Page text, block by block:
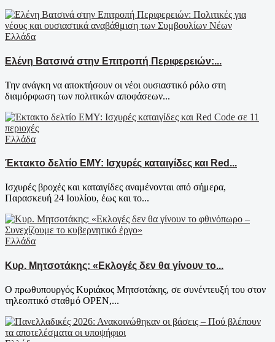
Ελλάδα
Ελένη Βατσινά στην Επιτροπή Περιφερειών:...
Την ανάγκη να αποκτήσουν οι νέοι ουσιαστικό ρόλο στη
διαμόρφωση των πολιτικών αποφάσεων...
Ελλάδα
Έκτακτο δελτίο ΕΜΥ: Ισχυρές καταιγίδες και Red...
Ισχυρές βροχές και καταιγίδες αναμένονται από σήμερα,
Παρασκευή 24 Ιουλίου, έως και το...
Ελλάδα
Κυρ. Μητσοτάκης: «Εκλογές δεν θα γίνουν το...
Ο πρωθυπουργός Κυριάκος Μητσοτάκης, σε συνέντευξή του στον
τηλεοπτικό σταθμό OPEN,...